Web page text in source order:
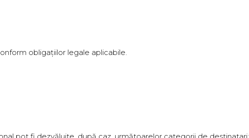
obligațiilor legale aplicabile.